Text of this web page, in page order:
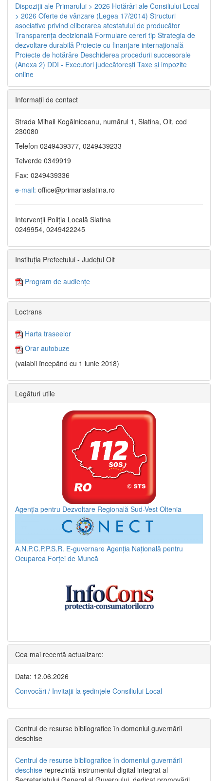
Dispoziţii ale Primarului > 2026 Hotărâri ale Consiliului Local
> 2026 Oferte de vânzare (Legea 17/2014) Structuri
asociative privind eliberarea atestatului de producător
Transparenţa decizională Formulare cereri tip Strategia de
dezvoltare durabilă Proiecte cu finanţare internaţională
Proiecte de hotărâre Deschiderea procedurii succesorale
(Anexa 2) DDI - Executori judecătorești Taxe şi impozite
online
Informaţii de contact
Strada Mihail Kogălniceanu, numărul 1, Slatina, Olt, cod
230080
Telefon 0249439377, 0249439233
Telverde 0349919
Fax: 0249439336
e-mail: office@primariaslatina.ro
Intervenții Poliția Locală Slatina
0249954, 0249422245
Instituția Prefectului - Județul Olt
Program de audiențe
Loctrans
Harta traseelor
Orar autobuze
(valabil începând cu 1 iunie 2018)
Legături utile
Agenția pentru Dezvoltare Regională Sud-Vest Oltenia
A.N.P.C.P.P.S.R. E-guvernare Agenția Națională pentru
Ocuparea Forței de Muncă
Cea mai recentă actualizare:
Data: 12.06.2026
Convocări / Invitaţii la şedinţele Consiliului Local
Centrul de resurse bibliografice în domeniul guvernării
deschise
Centrul de resurse bibliografice în domeniul guvernării
deschise reprezintă instrumentul digital integrat al